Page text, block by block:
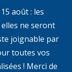
août : les
ne seront
joignable par
toutes vos
! Merci de